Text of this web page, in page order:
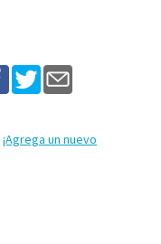
¡Agrega un nuevo